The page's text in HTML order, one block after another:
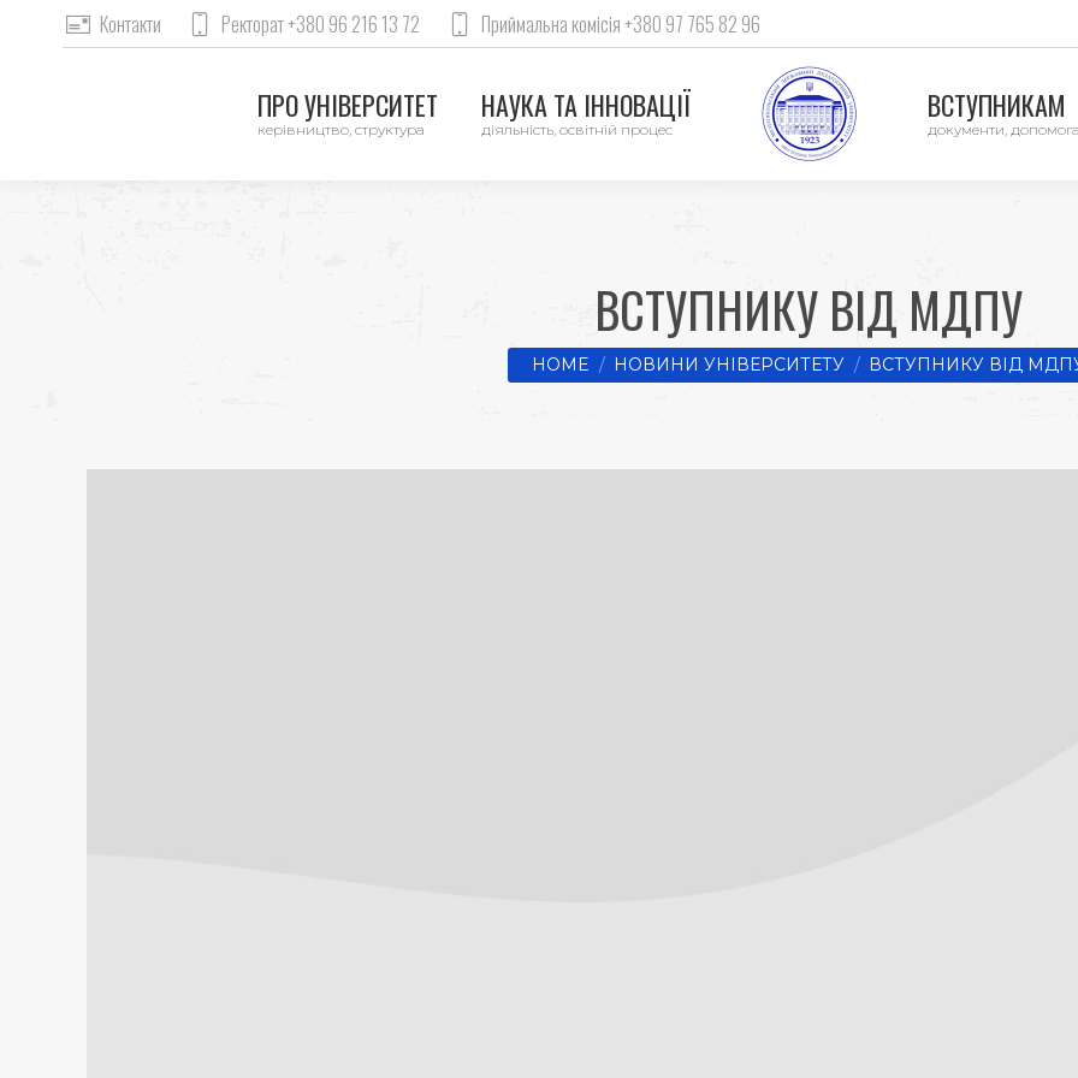
Контакти Ректорат +380 96 216 13 72 Приймальна комісія +380 97 765 82 96
ПРО УНІВЕРСИТЕТ
керівництво, структура
НАУКА ТА ІННОВАЦІЇ
діяльність, освітній процес
ВСТУПНИКАМ
документи,
ВСТУПНИКУ ВІД МДПУ
You are here:
HOME НОВИНИ УНІВЕРСИТЕТУ ВСТУПНИКУ ВІД